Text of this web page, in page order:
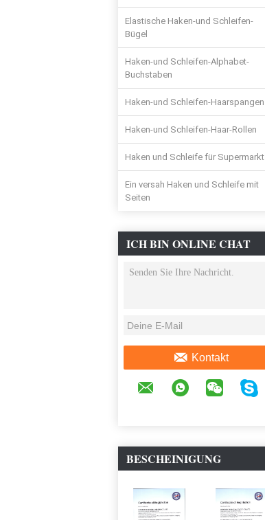
Elastische Haken-und Schleifen-
Bügel
Haken-und Schleifen-Alphabet-
Buchstaben
Haken-und Schleifen-Haarspangen
Haken-und Schleifen-Haar-Rollen
Haken und Schleife für Supermarkt
Ein versah Haken und Schleife mit
Seiten
ICH BIN ONLINE CHAT
JETZT
Kontakt
BESCHEINIGUNG